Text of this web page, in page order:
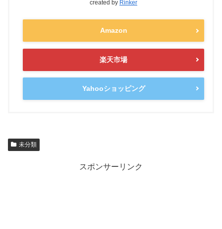
created by Rinker
Amazon
楽天市場
Yahooショッピング
未分類
スポンサーリンク